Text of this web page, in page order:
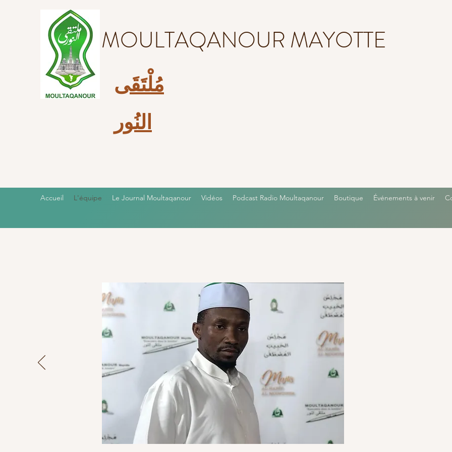
MOULTAQANOUR MAYOTTE
مُلْتَقَى
النُور
Accueil L'équipe Le Journal Moultaqanour Vidéos Podcast Radio Moultaqanour Boutique Événements à venir